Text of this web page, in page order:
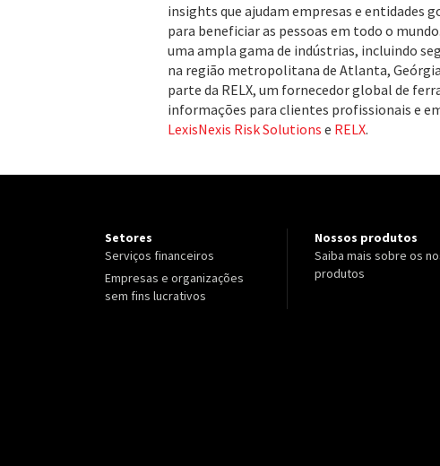
insights que ajudam empresas e entidades
para beneficiar as pessoas em todo o
uma ampla gama de indústrias, incluindo
na região metropolitana de Atlanta,
parte da RELX, um fornecedor global de
informações para clientes profissionais e
LexisNexis Risk Solutions e RELX.
Setores
Serviços financeiros
Empresas e organizações
sem fins lucrativos
Nossos produtos
Saiba mais sobre os
produtos